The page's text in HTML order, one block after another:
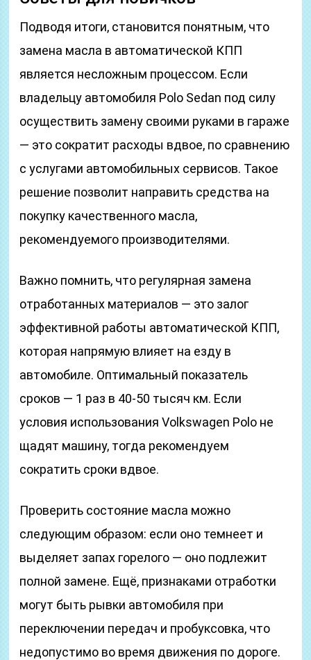
Подводя итоги, становится понятным, что
замена масла в автоматической КПП
является несложным процессом. Если
владельцу автомобиля Polo Sedan под силу
осуществить замену своими руками в гараже
— это сократит расходы вдвое, по сравнению
с услугами автомобильных сервисов. Такое
решение позволит направить средства на
покупку качественного масла,
рекомендуемого производителями.
Важно помнить, что регулярная замена
отработанных материалов — это залог
эффективной работы автоматической КПП,
которая напрямую влияет на езду в
автомобиле. Оптимальный показатель
сроков — 1 раз в 40-50 тысяч км. Если
условия использования Volkswagen Polo не
щадят машину, тогда рекомендуем
сократить сроки вдвое.
Проверить состояние масла можно
следующим образом: если оно темнеет и
выделяет запах горелого — оно подлежит
полной замене. Ещё, признаками отработки
могут быть рывки автомобиля при
переключении передач и пробуксовка, что
недопустимо во время движения по дороге.